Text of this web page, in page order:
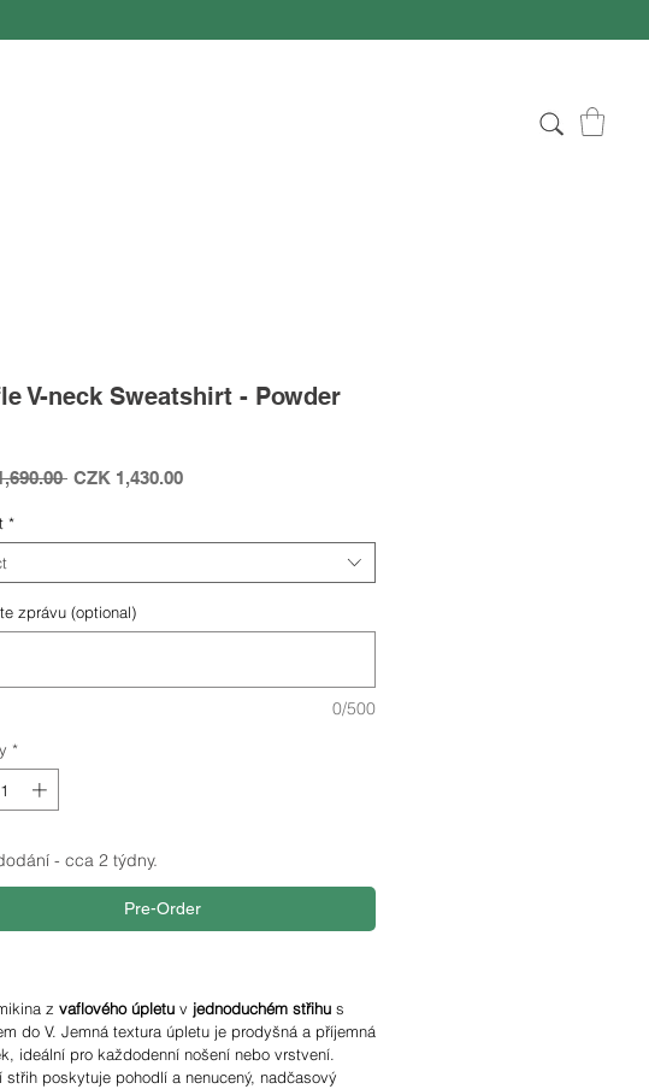
V-neck Sweatshirt - Powder
Regular
CZK 1,430.00Sale
*
zprávu (optional)
0/500
*
- cca 2 týdny.
Pre-Order
z vaflového úpletu v jednoduchém střihu s
do V. Jemná textura úpletu je prodyšná a příjemná
ideální pro každodenní nošení nebo vrstvení.
střih poskytuje pohodlí a nenucený, nadčasový